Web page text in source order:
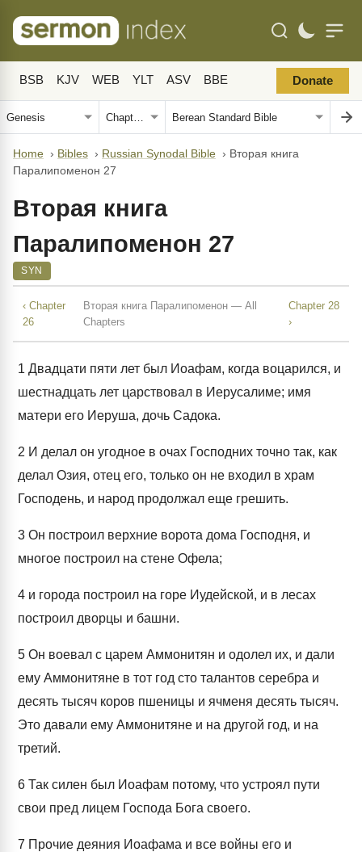
BSB KJV WEB YLT ASV BBE Donate
Home › Bibles › Russian Synodal Bible › Вторая книга
Паралипоменон 27
Вторая книга
Паралипоменон 27
SYN
‹ Chapter
26
Вторая книга Паралипоменон — All
Chapters
Chapter 28
›
1 Двадцати пяти лет был Иоафам, когда воцарился, и
шестнадцать лет царствовал в Иерусалиме; имя
матери его Иеруша, дочь Садока.
2 И делал он угодное в очах Господних точно так, как
делал Озия, отец его, только он не входил в храм
Господень, и народ продолжал еще грешить.
3 Он построил верхние ворота дома Господня, и
многое построил на стене Офела;
4 и города построил на горе Иудейской, и в лесах
построил дворцы и башни.
5 Он воевал с царем Аммонитян и одолел их, и дали
ему Аммонитяне в тот год сто талантов серебра и
десять тысяч коров пшеницы и ячменя десять тысяч.
Это давали ему Аммонитяне и на другой год, и на
третий.
6 Так силен был Иоафам потому, что устроял пути
свои пред лицем Господа Бога своего.
7 Прочие деяния Иоафама и все войны его и